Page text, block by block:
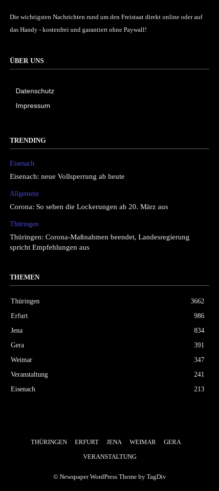
Die wichtigsten Nachrichten rund um den Freistaat direkt online oder auf
das Handy - kostenfrei und garantiert ohne Paywall!
ÜBER UNS
Datenschutz
Impressum
TRENDING
Eisenach
Eisenach: neue Vollsperrung ab heute
Allgemein
Corona: So sehen die Lockerungen ab 20. März aus
Thüringen
Thüringen: Corona-Maßnahmen beendet, Landesregierung
spricht Empfehlungen aus
THEMEN
Thüringen
3662
Erfurt
986
Jena
834
Gera
391
Weimar
347
Veranstaltung
241
Eisenach
213
THÜRINGEN ERFURT JENA WEIMAR
GERA
VERANSTALTUNG
© Newspaper WordPress Theme by TagDiv